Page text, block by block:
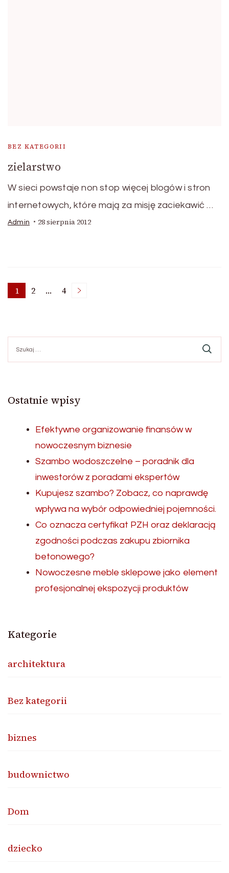
BEZ KATEGORII
zielarstwo
W sieci powstaje non stop więcej blogów i stron
internetowych, które mają za misję zaciekawić …
Admin 28 sierpnia 2012
Stronicowanie
wpisów
Strona
1 Strona
2 … Strona
4
Ostatnie wpisy
Efektywne organizowanie finansów w
nowoczesnym biznesie
Szambo wodoszczelne – poradnik dla
inwestorów z poradami ekspertów
Kupujesz szambo? Zobacz, co naprawdę
wpływa na wybór odpowiedniej pojemności.
Co oznacza certyfikat PZH oraz deklaracją
zgodności podczas zakupu zbiornika
betonowego?
Nowoczesne meble sklepowe jako element
profesjonalnej ekspozycji produktów
Kategorie
architektura
Bez kategorii
biznes
budownictwo
Dom
dziecko